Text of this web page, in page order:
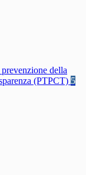
della
(PTPCT) 5